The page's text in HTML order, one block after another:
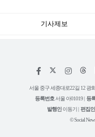
기사제보
페
스
인
타
램
서울 중구 세종대로22길 12 광
등록번호 서울 아01019 | 등
발행인 이동기 | 편집인
© Social